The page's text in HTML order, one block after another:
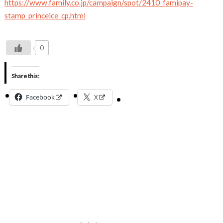
https://www.family.co.jp/campaign/spot/2410_famipay-
stamp_princeice_cp.html
0
Share this:
Facebook X